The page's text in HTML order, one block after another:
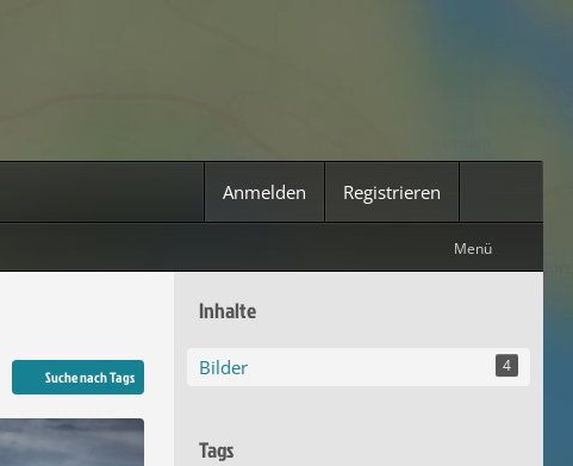
Anmelden Registrieren
Menü
Suche nach Tags
Inhalte
Bilder 4
Tags